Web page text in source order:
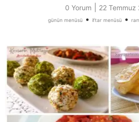
0 Yorum 22 Temmuz
günün menüsü • iftar menüsü •